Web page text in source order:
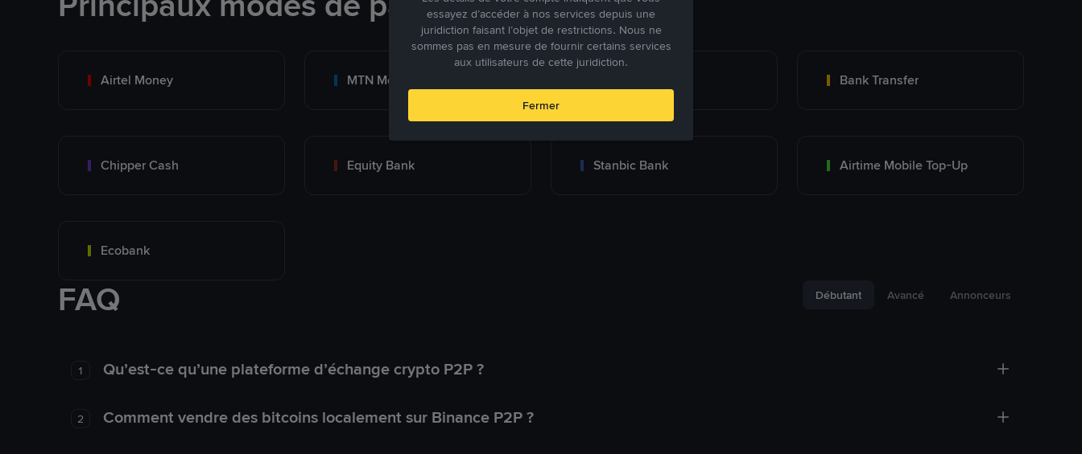
Airtel Money MTN Mobile Money Bank Transfer
Chipper Cash Equity Bank Stanbic Bank Airtime Mobile Top-Up
Ecobank
FAQ Débutant Avancé Annonceurs
1 Qu’est-ce qu’une plateforme d’échange crypto P2P ?
2 Comment vendre des bitcoins localement sur Binance P2P ?
essayez d’accéder à nos services depuis une
juridiction faisant l’objet de restrictions. Nous ne
sommes pas en mesure de fournir certains services
aux utilisateurs de cette juridiction.
Fermer